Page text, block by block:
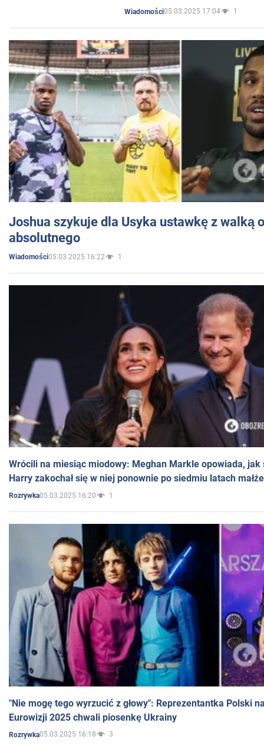
Wiadomości05.03.2025 17:04 1
Joshua szykuje dla Usyka ustawkę z walką
absolutnego
Wiadomości05.03.2025 16:22 1
Wrócili na miesiąc miodowy: Meghan Markle opowiada, jak
Harry zakochał się w niej ponownie po siedmiu latach
Rozrywka05.03.2025 16:20 1
"Nie mogę tego wyrzucić z głowy": Reprezentantka Polski
Eurowizji 2025 chwali piosenkę Ukrainy
Rozrywka05.03.2025 16:18 3